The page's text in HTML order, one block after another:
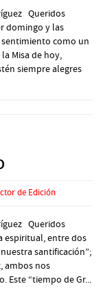
Queridos
domingo y las
sentimiento como un
Misa de hoy,
siempre alegres
de Edición
Queridos
espiritual, entre dos
santificación”;
ambos nos
Este “tiempo de Gr...